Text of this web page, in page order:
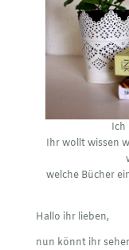
Ich
Ihr wollt wissen
welche Bücher
Hallo ihr lieben,
nun könnt ihr